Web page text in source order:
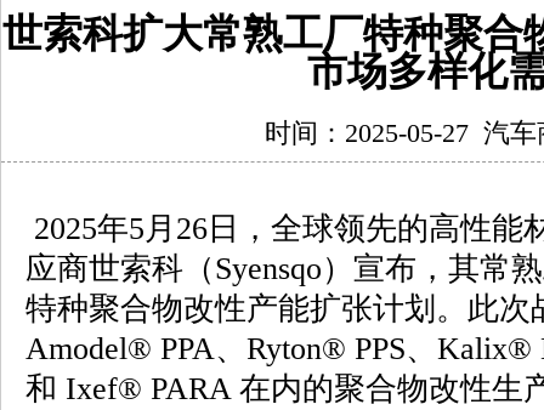
世索科扩大常熟工厂特种聚合
市场多样化
时间：2025-05-27 汽车
2025年5月26日，全球领先的高性能
应商世索科（Syensqo）宣布，其常
特种聚合物改性产能扩张计划。此次
Amodel® PPA、Ryton® PPS、Kalix®
和 Ixef® PARA 在内的聚合物改性生